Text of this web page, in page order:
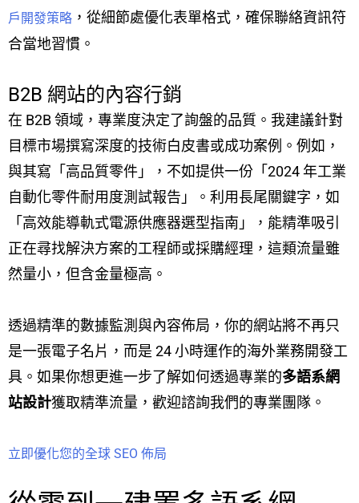
戶開發策略 ，從細節處優化表單格式，確保聯絡資訊符
合當地習慣。
B2B 網站的內容行銷
在 B2B 領域，專業度決定了詢盤的品質。我建議針對
目標市場撰寫深度的技術白皮書或成功案例。例如，
與其寫「高品質零件」，不如提供一份「2024 年工業
自動化零件耐用度測試報告」。利用長尾關鍵字，如
「高效能導軌式電源供應器選型指南」，能精準吸引
正在尋找解決方案的工程師或採購經理，這類流量雖
然量小，但含金量極高。
透過精準的數據監測與內容佈局，你的網站將不再只
是一張電子名片，而是 24 小時運作的海外業務開發工
具。如果你想更進一步了解如何透過專業的多語系網
站設計獲取精準流量，歡迎諮詢我們的專業團隊。
立即優化您的全球 SEO 佈局